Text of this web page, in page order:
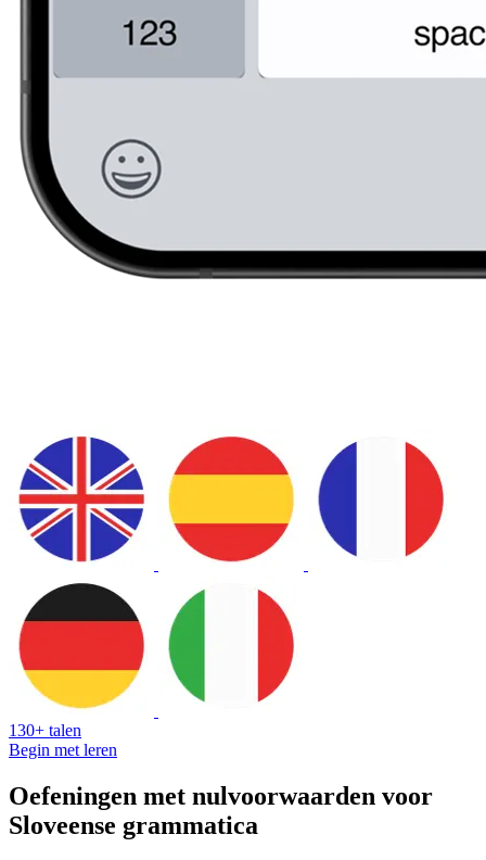
130+ talen
Begin met leren
Oefeningen met nulvoorwaarden voor
Sloveense grammatica